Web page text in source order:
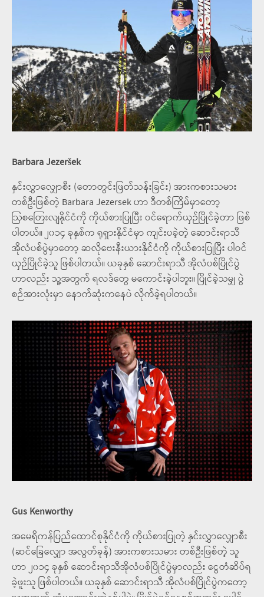
Barbara Jezeršek
နှင်းလွှာလျှောစီး (တောတွင်းဖြတ်သန်းခြင်း) အားကစားသမား
တစ်ဦးဖြစ်တဲ့ Barbara Jezersek ဟာ ဒီတစ်ကြိမ်မှာတော့
ဩစတြေးလျနိုင်ငံကို ကိုယ်စားပြုပြီး ဝင်ရောက်ယှဉ်ပြိုင်ခဲ့တာ ဖြစ်
ပါတယ်။ ၂၀၁၄ ခုနှစ်က ရုရှားနိုင်ငံမှာ ကျင်းပခဲ့တဲ့ ဆောင်းရာသီ
အိုလံပစ်ပွဲမှာတော့ ဆလိုဗေးနီးယားနိုင်ငံကို ကိုယ်စားပြုပြီး ပါဝင်
ယှဉ်ပြိုင်ခဲ့သူ ဖြစ်ပါတယ်။ ယခုနှစ် ဆောင်းရာသီ အိုလံပစ်ပြိုင်ပွဲ
ဟာလည်း သူ့အတွက် ရလဒ်တွေ မကောင်းခဲ့ပါဘူး။ ပြိုင်ခဲ့သမျှ ပွဲ
စဉ်အားလုံးမှာ နောက်ဆုံးကနေပဲ လိုက်ခဲ့ရပါတယ်။
Gus Kenworthy
အမေရိကန်ပြည်ထောင်စုနိုင်ငံကို ကိုယ်စားပြုတဲ့ နှင်းလွှာလျှောစီး
(ဆင်ခြေလျှော အလွတ်ခုန်) အားကစားသမား တစ်ဦးဖြစ်တဲ့ သူ
ဟာ ၂၀၁၄ ခုနှစ် ဆောင်းရာသီအိုလံပစ်ပြိုင်ပွဲမှာလည်း ငွေတံဆိပ်ရ
ခဲ့ဖူးသူ ဖြစ်ပါတယ်။ ယခုနှစ် ဆောင်းရာသီ အိုလံပစ်ပြိုင်ပွဲကတော့